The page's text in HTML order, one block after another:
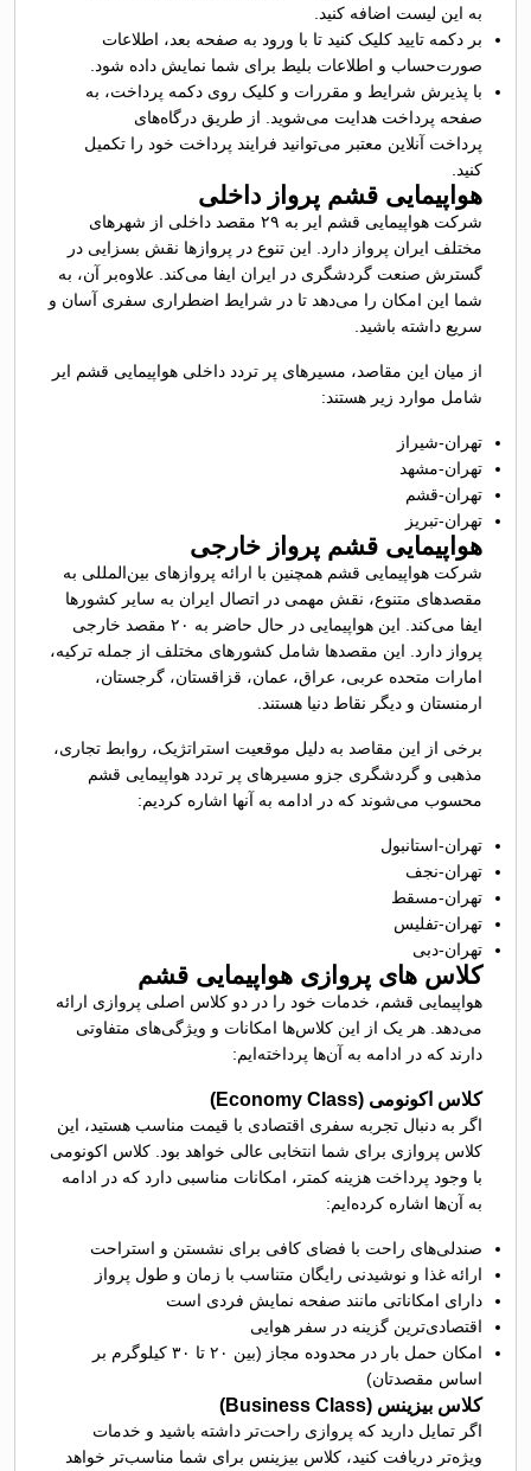
به این لیست اضافه کنید.
بر دکمه تایید کلیک کنید تا با ورود به صفحه بعد، اطلاعات
صورت‌حساب و اطلاعات بلیط برای شما نمایش داده شود.
با پذیرش شرایط و مقررات و کلیک روی دکمه پرداخت، به
صفحه پرداخت هدایت می‌شوید. از طریق درگاه‌های
پرداخت آنلاین معتبر می‌توانید فرایند پرداخت خود را تکمیل
کنید.
هواپیمایی قشم پرواز داخلی
شرکت هواپیمایی قشم ایر به ۲۹ مقصد داخلی از شهرهای
مختلف ایران پرواز دارد. این تنوع در پروازها نقش بسزایی در
گسترش صنعت گردشگری در ایران ایفا می‌کند. علاوه‌بر آن، به
شما این امکان را می‌دهد تا در شرایط اضطراری سفری آسان و
سریع داشته باشید.
از میان این مقاصد، مسیر‌های پر تردد داخلی هواپیمایی قشم ایر
شامل موارد زیر هستند:
تهران-شیراز
تهران-مشهد
تهران-قشم
تهران-تبریز
هواپیمایی قشم پرواز خارجی
شرکت هواپیمایی قشم همچنین با ارائه پروازهای بین‌المللی به
مقصد‌های متنوع، نقش مهمی در اتصال ایران به سایر کشورها
ایفا می‌کند. این هواپیمایی در حال حاضر به ۲۰ مقصد خارجی
پرواز دارد. این مقصدها شامل کشورهای مختلف از جمله ترکیه،
امارات متحده عربی، عراق، عمان، قزاقستان، گرجستان،
ارمنستان و دیگر نقاط دنیا هستند.
برخی از این مقاصد به دلیل موقعیت استراتژیک، روابط تجاری،
مذهبی و گردشگری جزو مسیرهای پر تردد هواپیمایی قشم
محسوب می‌شوند که در ادامه به آنها اشاره کردیم:
تهران-استانبول
تهران-نجف
تهران-مسقط
تهران-تفلیس
تهران-دبی
کلاس های پروازی هواپیمایی قشم
هواپیمایی قشم، خدمات خود را در دو کلاس اصلی پروازی ارائه
می‌دهد. هر یک از این کلاس‌ها امکانات و ویژگی‌های متفاوتی
دارند که در ادامه به آن‌ها پرداخته‌ایم:
کلاس اکونومی (Economy Class)
اگر به دنبال تجربه سفری اقتصادی با قیمت مناسب‌ هستید، این
کلاس پروازی برای شما انتخابی عالی خواهد بود. کلاس اکونومی
با وجود پرداخت هزینه کمتر، امکانات مناسبی دارد که در ادامه
به آن‌ها اشاره کرده‌ایم:
صندلی‌های راحت با فضای کافی برای نشستن و استراحت
ارائه غذا و نوشیدنی رایگان متناسب با زمان و طول پرواز
دارای امکاناتی مانند صفحه نمایش فردی است
اقتصادی‌ترین گزینه در سفر هوایی
امکان حمل بار در محدوده مجاز (بین ۲۰ تا ۳۰ کیلوگرم بر
اساس مقصدتان)
کلاس بیزینس (Business Class)
اگر تمایل دارید که پروازی راحت‌تر داشته باشید و خدمات
ویژه‌تر دریافت کنید، کلاس بیزینس برای شما مناسب‌تر خواهد